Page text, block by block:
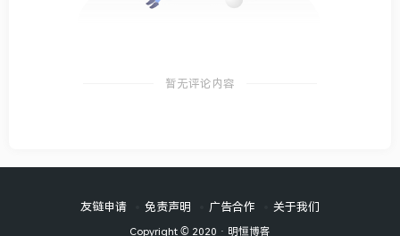
暂无评论内容
友链申请 免责声明 广告合作 关于我们
Copyright © 2020 · 明恒博客